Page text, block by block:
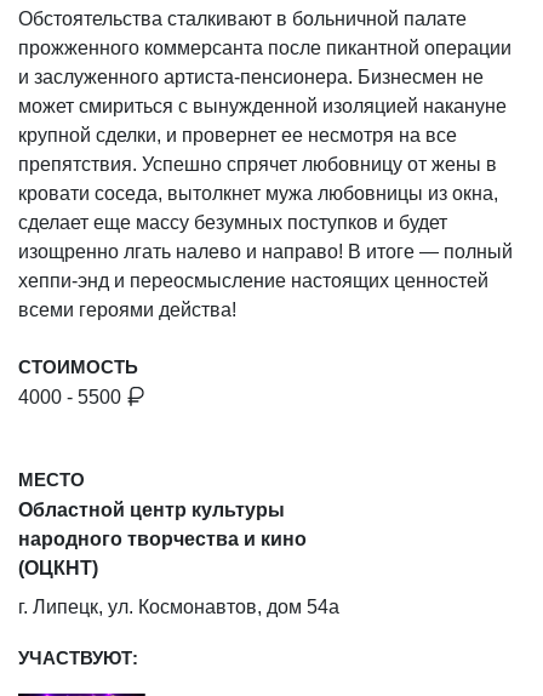
Обстоятельства сталкивают в больничной палате
прожженного коммерсанта после пикантной операции
и заслуженного артиста-пенсионера. Бизнесмен не
может смириться с вынужденной изоляцией накануне
крупной сделки, и провернет ее несмотря на все
препятствия. Успешно спрячет любовницу от жены в
кровати соседа, вытолкнет мужа любовницы из окна,
сделает еще массу безумных поступков и будет
изощренно лгать налево и направо! В итоге — полный
хеппи-энд и переосмысление настоящих ценностей
всеми героями действа!
СТОИМОСТЬ
4000 - 5500
МЕСТО
Областной центр культуры
народного творчества и кино
(ОЦКНТ)
г. Липецк, ул. Космонавтов, дом 54а
УЧАСТВУЮТ: